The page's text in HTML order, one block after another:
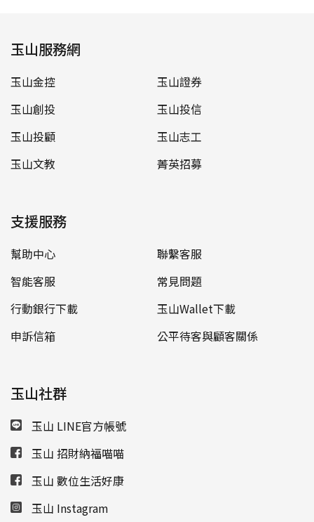
玉山服務網
玉山金控
玉山證券
玉山創投
玉山投信
玉山投顧
玉山志工
玉山文教
菁英招募
支援服務
幫助中心
聯繫客服
智能客服
常見問題
行動銀行下載
玉山Wallet下載
申訴信箱
公平待客與顧客關係
玉山社群
玉山 LINE官方帳號
玉山 招財納福喵喵
玉山 數位生活好康
玉山 Instagram